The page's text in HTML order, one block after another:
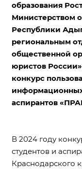
образования
Министерством
Республики
региональным
общественной
юристов
конкурс
аспирантов
В 2024 году
студентов и
Краснодарского